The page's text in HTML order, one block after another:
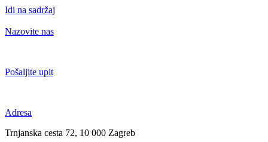
Idi na sadržaj
Nazovite nas
Pošaljite upit
Adresa
Trnjanska cesta 72, 10 000 Zagreb